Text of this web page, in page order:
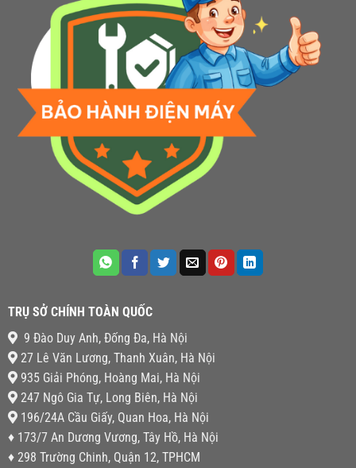
TRỤ SỞ CHÍNH TOÀN QUỐC
9 Đào Duy Anh, Đống Đa, Hà Nội
27 Lê Văn Lương, Thanh Xuân, Hà Nội
935 Giải Phóng, Hoàng Mai, Hà Nội
247 Ngô Gia Tự, Long Biên, Hà Nội
196/24A Cầu Giấy, Quan Hoa, Hà Nội
♦ 173/7 An Dương Vương, Tây Hồ, Hà Nội
♦ 298 Trường Chinh, Quận 12, TPHCM